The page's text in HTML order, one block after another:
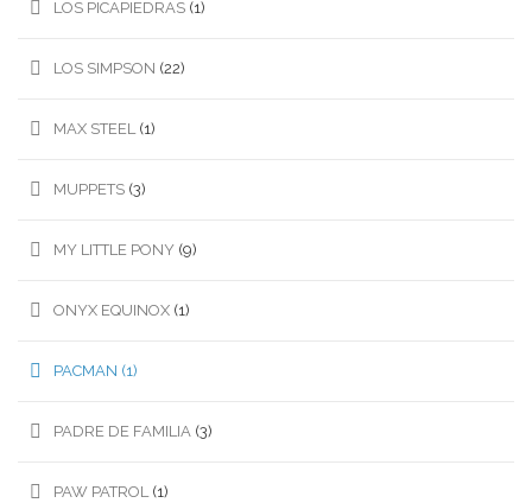
LOS PICAPIEDRAS (1)
LOS SIMPSON (22)
MAX STEEL (1)
MUPPETS (3)
MY LITTLE PONY (9)
ONYX EQUINOX (1)
PACMAN (1)
PADRE DE FAMILIA (3)
PAW PATROL (1)